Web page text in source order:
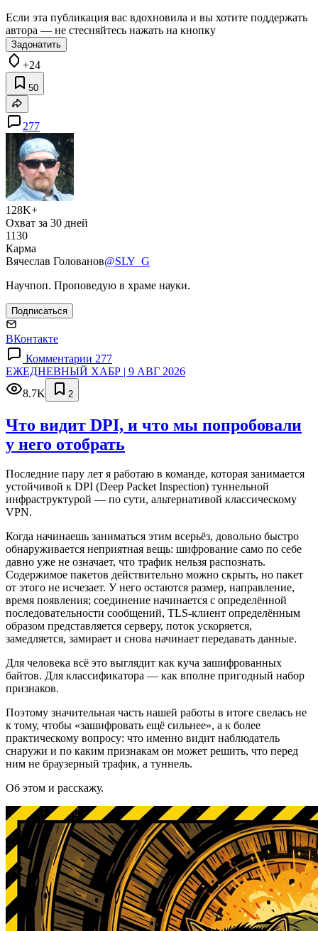
Если эта публикация вас вдохновила и вы хотите поддержать
автора — не стесняйтесь нажать на кнопку
Задонатить
+24
50
277
128K+
Охват за 30 дней
1130
Карма
Вячеслав Голованов@SLY_G
Научпоп. Проповедую в храме науки.
Подписаться
ВКонтакте
Комментарии 277
ЕЖЕДНЕВНЫЙ ХАБР | 9 АВГ 2026
8.7K
2
Что видит DPI, и что мы попробовали
у него отобрать
Последние пару лет я работаю в команде, которая занимается
устойчивой к DPI (Deep Packet Inspection) туннельной
инфраструктурой — по сути, альтернативой классическому
VPN.
Когда начинаешь заниматься этим всерьёз, довольно быстро
обнаруживается неприятная вещь: шифрование само по себе
давно уже не означает, что трафик нельзя распознать.
Содержимое пакетов действительно можно скрыть, но пакет
от этого не исчезает. У него остаются размер, направление,
время появления; соединение начинается с определённой
последовательности сообщений, TLS-клиент определённым
образом представляется серверу, поток ускоряется,
замедляется, замирает и снова начинает передавать данные.
Для человека всё это выглядит как куча зашифрованных
байтов. Для классификатора — как вполне пригодный набор
признаков.
Поэтому значительная часть нашей работы в итоге свелась не
к тому, чтобы «зашифровать ещё сильнее», а к более
практическому вопросу: что именно видит наблюдатель
снаружи и по каким признакам он может решить, что перед
ним не браузерный трафик, а туннель.
Об этом и расскажу.